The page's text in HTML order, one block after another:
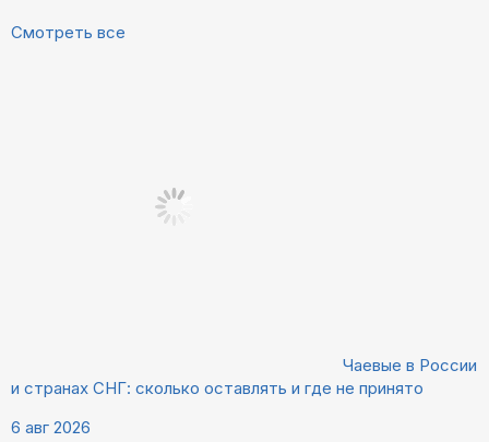
Смотреть все
Чаевые в России
и странах СНГ: сколько оставлять и где не принято
6 авг 2026